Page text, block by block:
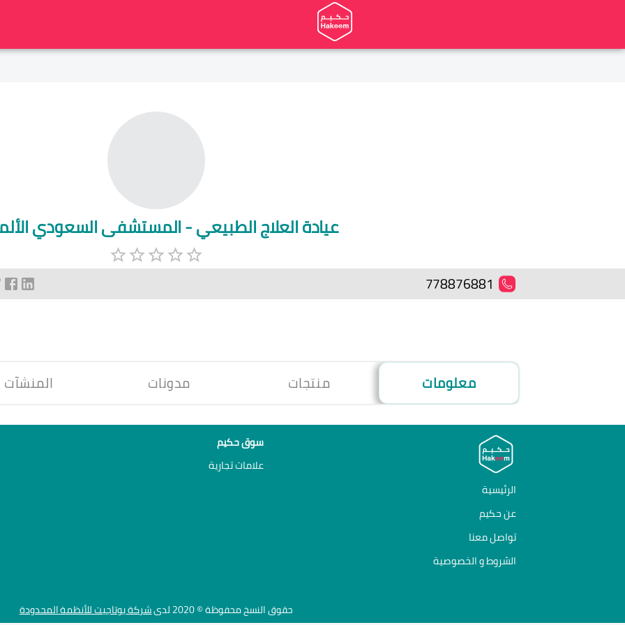
عيادة العلاج الطبيعي - المستشفى السعودي
778876881
معلومات منتجات مدونات المنشآت
الرئيسية
عن حكيم
تواصل معنا
الشروط و الخصوصية
سوق حكيم
علامات تجارية
حقوق النسخ محفوظة © 2020 لدى شركة يوتاجيت للأنظمة المحدودة